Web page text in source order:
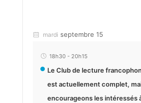
mardi septembre 15
18h30 - 20h15
Le Club de lecture
est actuellement complet,
encourageons les intéressés